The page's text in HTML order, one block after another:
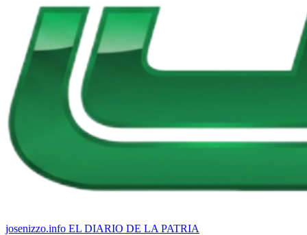
josenizzo.info EL DIARIO DE LA PATRIA